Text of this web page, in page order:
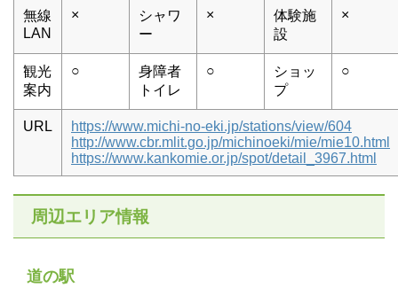
無線
LAN
×
シャワ
ー
×
体験施
設
×
観光
案内
○
身障者
トイレ
○
ショッ
プ
○
URL
https://www.michi-no-eki.jp/stations/view/604
http://www.cbr.mlit.go.jp/michinoeki/mie/mie10.html
https://www.kankomie.or.jp/spot/detail_3967.html
周辺エリア情報
道の駅